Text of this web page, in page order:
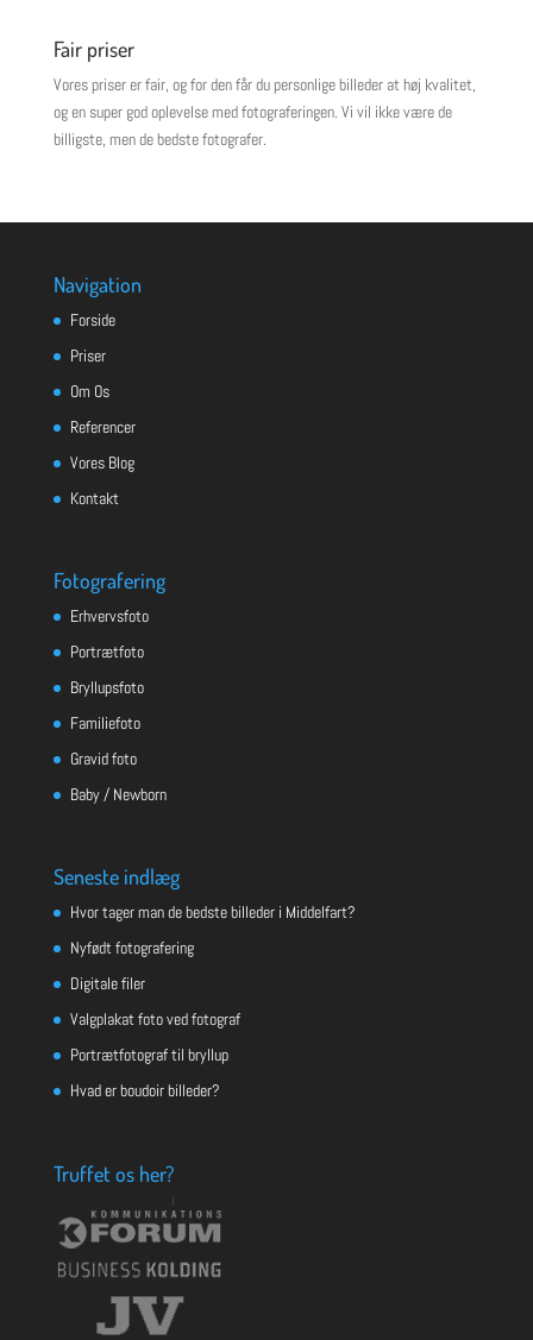
Fair priser
Vores priser er fair, og for den får du personlige billeder at høj kvalitet,
og en super god oplevelse med fotograferingen. Vi vil ikke være de
billigste, men de bedste fotografer.
Navigation
Forside
Priser
Om Os
Referencer
Vores Blog
Kontakt
Fotografering
Erhvervsfoto
Portrætfoto
Bryllupsfoto
Familiefoto
Gravid foto
Baby / Newborn
Seneste indlæg
Hvor tager man de bedste billeder i Middelfart?
Nyfødt fotografering
Digitale filer
Valgplakat foto ved fotograf
Portrætfotograf til bryllup
Hvad er boudoir billeder?
Truffet os her?